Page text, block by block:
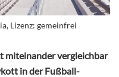
Lizenz: gemeinfrei
miteinander vergleichbar
in der Fußball-